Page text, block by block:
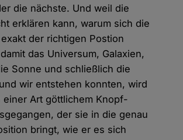
die nächste. Und weil die
erklären kann, warum sich die
der richtigen Postion
das Universum, Galaxien,
Sonne und schließlich die
wir entstehen konnten, wird
einer Art göttlichem Knopf-
der sie in die genau
bringt, wie er es sich